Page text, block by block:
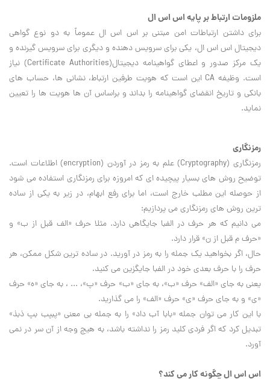
ملزومات ارتباط بر پايه اس اس ال
براي داشتن ارتباطات امن مبتني بر اس اس ال عموماً به دو نوع گواهي
ديجيتال اس اس ال، يکي براي سرويس دهنده و ديگري براي سرويس گيرنده و
يک مرکز صدور و اعطاي گواهينامه ديجيتال(Certificate Authorities) نياز
است. وظيفه CA اين است که هويت طرفين ارتباط، نشاني ها، حساب هاي
بانکي و تاريخ انقضاي گواهينامه را بداند و براساس آن ها هويت ها را تعيين
نمايد.
رمزنگاری
رمزنگاري (Cryptography) علم به رمز در آوردن (encryption) اطلاعات است.
توضيح روش هاي بسيار پيچيده اي که امروزه براي رمزنگاري استفاده مي شود
از حوصله اين مطلب خارج است، اما براي رفع ابهام، در زير به يکي از ساده
ترين روش هاي رمزنگاري مي پردازيم:
مي دانيم که هر حرف در الفبا جايگاهي دارد. مثلا حرف «الف قبل از ب» و
«حرف م قبل از ن» قرار دارد.
حال، اگر بخواهيد يک جمله را به رمز در آوريد. در ساده ترين شکل ممکن، هر
حرف را با حرف بعدي خود در الفبا جايگزين مي کنيد.
يعني به جاي «الف» حرف «ب»، به جاي «ب» حرف «پ»، ... ، به جاي «ه» حرف
«ی» و به جاي حرف «ی» حرف «الف» را مي گذاريد.
با اين کار می توان جمله «بابا آب داد» را به جمله بي معنی «پبپب بپ ذبذ»
تبديل کرد که اگر فردي کليد رمز را نداشته باشد، به هيچ وجه از آن سر در نمي
آورد.
اس اس ال چگونه کار مي کند؟